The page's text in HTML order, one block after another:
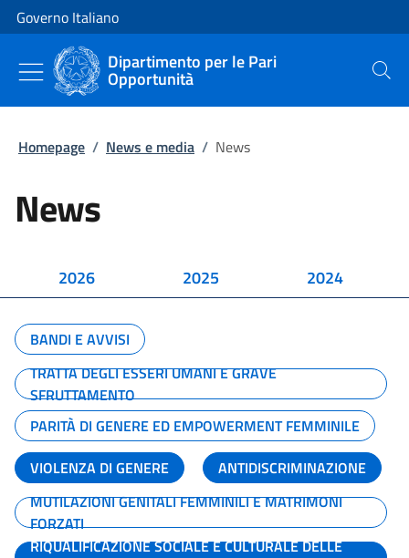
Vai al contenuto
Vai alla navigazione del sito
Governo Italiano
Dipartimento per le Pari
Opportunità Cerca
Homepage / News e media / News
News
2026 2025 2024
BANDI E AVVISI
TRATTA DEGLI ESSERI UMANI E GRAVE
SFRUTTAMENTO
PARITÀ DI GENERE ED EMPOWERMENT FEMMINILE
VIOLENZA DI GENERE
ANTIDISCRIMINAZIONE
MUTILAZIONI GENITALI FEMMINILI E MATRIMONI
FORZATI
RIQUALIFICAZIONE SOCIALE E CULTURALE DELLE